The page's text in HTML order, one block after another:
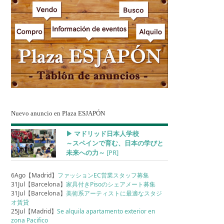
Nuevo anuncio en Plaza ESJAPÓN
▶︎ マドリッド日本人学校
～スペインで育む、日本の学びと
未来への力～ [PR]
6Ago【Madrid】 ファッションEC営業スタッフ募集
31Jul【Barcelona】家具付きPisoのシェアメート募集
31Jul【Barcelona】美術系アーティストに最適なスタジ
オ賃貸
25Jul【Madrid】Se alquila apartamento exterior en
zona Pacifico